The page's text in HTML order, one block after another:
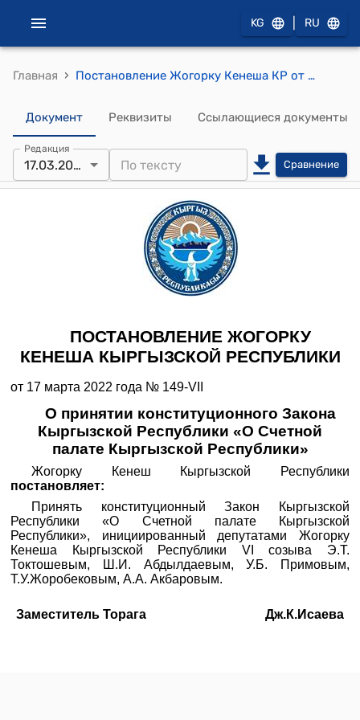
KG RU
Главная › Постановление Жогорку Кенеша КР от 17 марта 2022 года № 149-VII "О принятии конституционного Закона Кыргызской Республики «О Счетной палате Кыргызской Республики»"
Документ Реквизиты Ссылающиеся документы
Редакция
17.03.2022 Сравнение